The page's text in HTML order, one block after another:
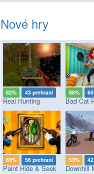
Nové hry
82% 43 prehraní
Real Hunting
88%
69% 56 prehraní
Paint Hide & Seek
53%
Downhill